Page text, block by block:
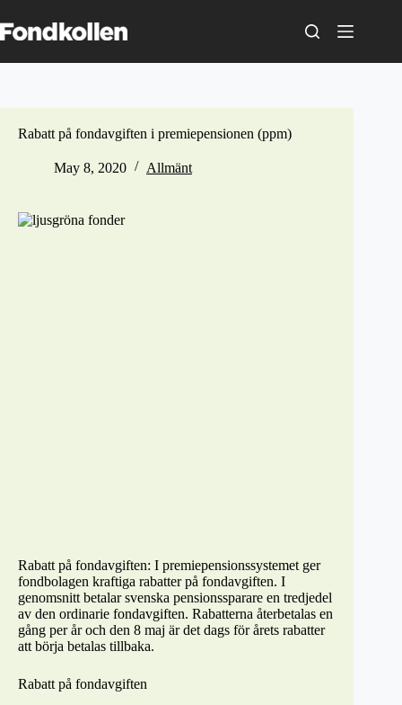
to
content
Rabatt på fondavgiften i premiepensionen (ppm)
May 8, 2020 Allmänt
Rabatt på fondavgiften: I premiepensionssystemet ger
fondbolagen kraftiga rabatter på fondavgiften. I
genomsnitt betalar svenska pensionssparare en tredjedel
av den ordinarie fondavgiften. Rabatterna återbetalas en
gång per år och den 8 maj är det dags för årets rabatter
att börja betalas tillbaka.
Rabatt på fondavgiften